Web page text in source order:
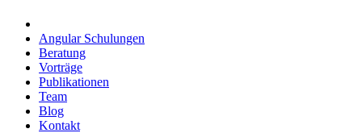
Angular Schulungen
Beratung
Vorträge
Publikationen
Team
Blog
Kontakt